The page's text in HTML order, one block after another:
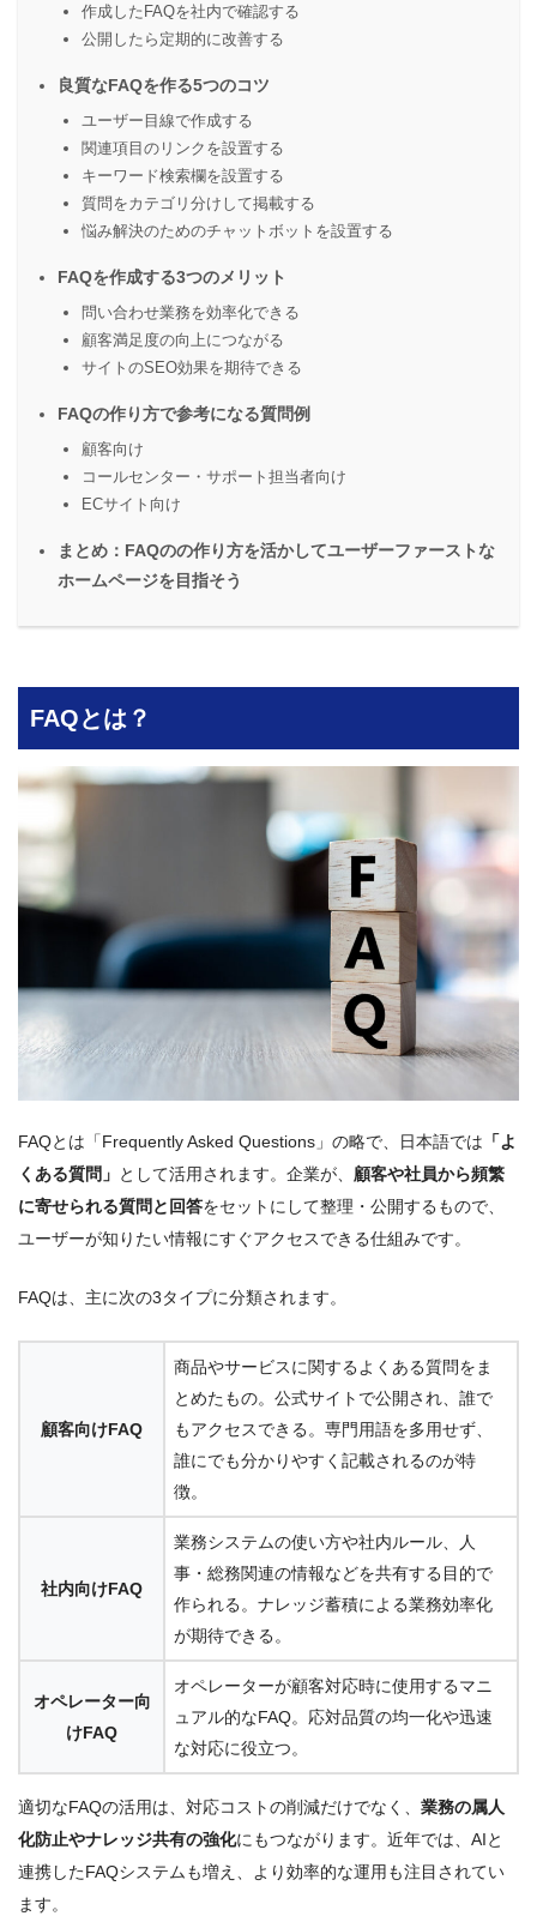
作成したFAQを社内で確認する
公開したら定期的に改善する
良質なFAQを作る5つのコツ
ユーザー目線で作成する
関連項目のリンクを設置する
キーワード検索欄を設置する
質問をカテゴリ分けして掲載する
悩み解決のためのチャットボットを設置する
FAQを作成する3つのメリット
問い合わせ業務を効率化できる
顧客満足度の向上につながる
サイトのSEO効果を期待できる
FAQの作り方で参考になる質問例
顧客向け
コールセンター・サポート担当者向け
ECサイト向け
まとめ：FAQのの作り方を活かしてユーザーファーストな
ホームページを目指そう
FAQとは？
FAQとは「Frequently Asked Questions」の略で、日本語では 「よ
くある質問」 として活用されます。企業が、 顧客や社員から頻繁
に寄せられる質問と回答をセットにして整理・公開するもので、
ユーザーが知りたい情報にすぐアクセスできる仕組みです。
FAQは、主に次の3タイプに分類されます。
顧客向けFAQ
商品やサービスに関するよくある質問をま
とめたもの。公式サイトで公開され、誰で
もアクセスできる。専門用語を多用せず、
誰にでも分かりやすく記載されるのが特
徴。
社内向けFAQ
業務システムの使い方や社内ルール、人
事・総務関連の情報などを共有する目的で
作られる。ナレッジ蓄積による業務効率化
が期待できる。
オペレーター向
けFAQ
オペレーターが顧客対応時に使用するマニ
ュアル的なFAQ。応対品質の均一化や迅速
な対応に役立つ。
適切なFAQの活用は、対応コストの削減だけでなく、 業務の属人
化防止やナレッジ共有の強化にもつながります。近年では、AIと
連携したFAQシステムも増え、より効率的な運用も注目されてい
ます。